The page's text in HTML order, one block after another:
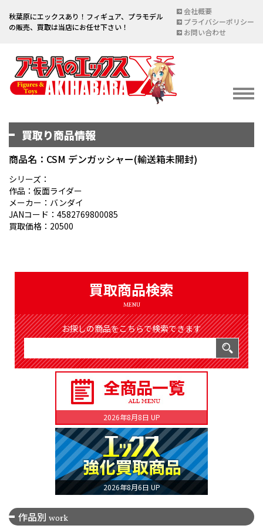
秋葉原にエックスあり！フィギュア、プラモデル
の販売、買取は当店にお任せ下さい！
会社概要
プライバシーポリシー
お問い合わせ
イベント情報
宅配買取のご案内
DELIVERY PURCHASE
買取お申し込み
ASSESSMENT
買取り商品情報
商品名：CSM デンガッシャー(輸送箱未開封)
シリーズ：
作品：仮面ライダー
メーカー：バンダイ
JANコード：4582769800085
買取価格：20500
買取商品検索
MENU
お探しの商品をこちらで検索できます
2026年8月8日 UP
2026年8月6日 UP
作品別 work